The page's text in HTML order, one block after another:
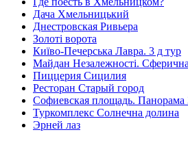
Дача Хмельницький
Днестровская Ривьера
Золоті ворота
Київо-Печерська Лавра. 3 д тур
Майдан Незалежності.
Пиццерия Сицилия
Ресторан Старый город
Софиевская площадь. Панорама
Туркомплекс Солнечна долина
Эрней лаз